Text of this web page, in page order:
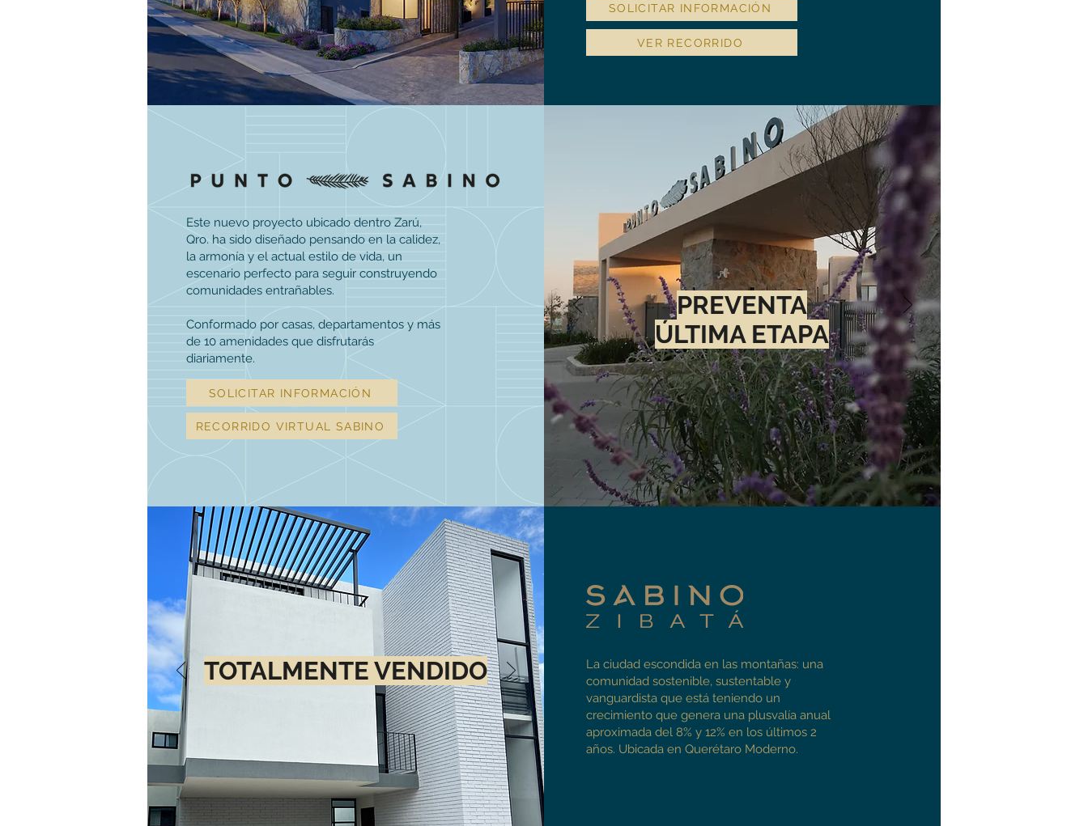
SOLICITAR INFORMACIÓN
VER RECORRIDO
Este nuevo proyecto ubicado dentro Zarú,
Qro. ha sido diseñado pensando en la calidez,
la armonía y el actual estilo de vida, un
escenario perfecto para seguir construyendo
comunidades entrañables.
Conformado por casas, departamentos y más
de 10 amenidades que disfrutarás
diariamente.
SOLICITAR INFORMACIÓN
RECORRIDO VIRTUAL SABINO
ÚLTIMA ETAPA
PREVENTA
TOTALMENTE VENDIDO
La ciudad escondida en las montañas: una
comunidad sostenible, sustentable y
vanguardista que está teniendo un
crecimiento que genera una plusvalía anual
aproximada del 8% y 12% en los últimos 2
años. Ubicada en Querétaro Moderno.